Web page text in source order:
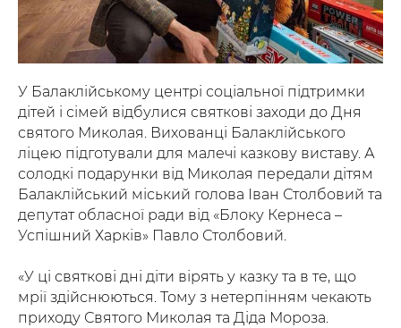
У Балаклійському центрі соціальної підтримки
дітей і сімей відбулися святкові заходи до Дня
святого Миколая. Вихованці Балаклійського
ліцею підготували для малечі казкову виставу. А
солодкі подарунки від Миколая передали дітям
Балаклійський міський голова Іван Столбовий та
депутат обласної ради від «Блоку Кернеса –
Успішний Харків» Павло Столбовий.
«У ці святкові дні діти вірять у казку та в те, що
мрії здійснюються. Тому з нетерпінням чекають
приходу Святого Миколая та Діда Мороза.